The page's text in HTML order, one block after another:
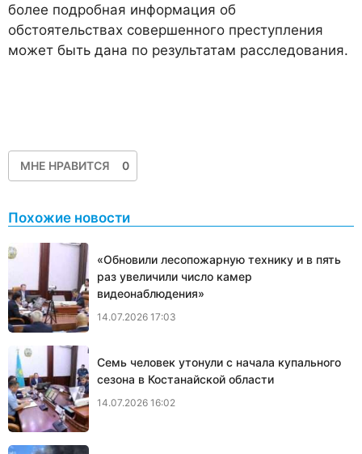
более подробная информация об
обстоятельствах совершенного преступления
может быть дана по результатам расследования.
МНЕ НРАВИТСЯ 0
Похожие новости
«Обновили лесопожарную технику и в пять
раз увеличили число камер
видеонаблюдения»
14.07.2026 17:03
Семь человек утонули с начала купального
сезона в Костанайской области
14.07.2026 16:02